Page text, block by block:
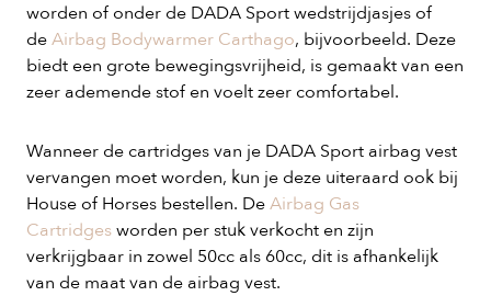
worden of onder de DADA Sport wedstrijdjasjes of
deAirbag Bodywarmer Carthago, bijvoorbeeld. Deze
biedt een grote bewegingsvrijheid, is gemaakt van een
zeer ademende stof en voelt zeer comfortabel.
Wanneer de cartridges van je DADA Sport airbag vest
vervangen moet worden, kun je deze uiteraard ook bij
House of Horses bestellen. DeAirbag Gas
Cartridgesworden per stuk verkocht en zijn
verkrijgbaar in zowel 50cc als 60cc, dit is afhankelijk
van de maat van de airbag vest.